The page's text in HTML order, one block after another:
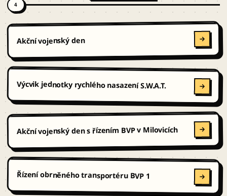
4
Akční vojenský den
Výcvik jednotky rychlého nasazení S.W.A.T.
Akční vojenský den s řízením BVP v Milovicích
Řízení obrněného transportéru BVP 1